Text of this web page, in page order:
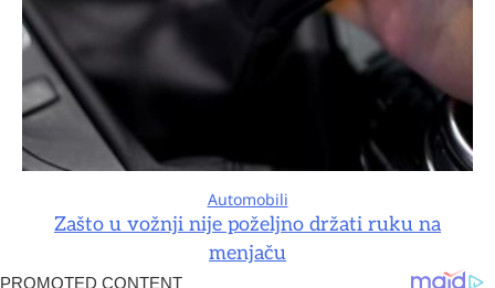
Automobili
Zašto u vožnji nije poželjno držati ruku na
menjaču